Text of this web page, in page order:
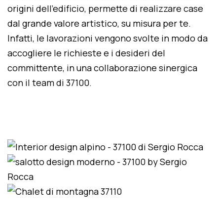
origini dell'edificio, permette di realizzare case
dal grande valore artistico, su misura per te.
Infatti, le lavorazioni vengono svolte in modo da
accogliere le richieste e i desideri del
committente, in una collaborazione sinergica
con il team di 37100.